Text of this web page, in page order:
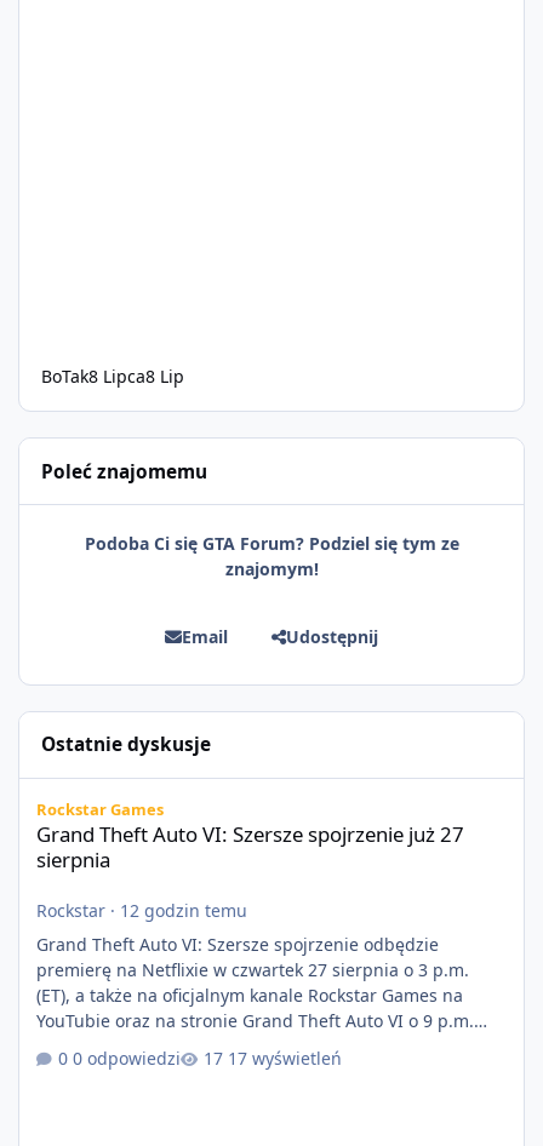
BoTak8 Lipca8 Lip
Poleć znajomemu
Podoba Ci się GTA Forum? Podziel się tym ze
znajomym!
Email Udostępnij
Ostatnie dyskusje
Rockstar Games
Grand Theft Auto VI: Szersze spojrzenie już 27
sierpnia
Rockstar · 12 godzin temu
Grand Theft Auto VI: Szersze spojrzenie odbędzie
premierę na Netflixie w czwartek 27 sierpnia o 3 p.m.
(ET), a także na oficjalnym kanale Rockstar Games na
YouTubie oraz na stronie Grand Theft Auto VI o 9 p.m.
Auto VI będzie dostępne 19 listopada na PlayStation 5
0 odpowiedzi 17 wyświetleń